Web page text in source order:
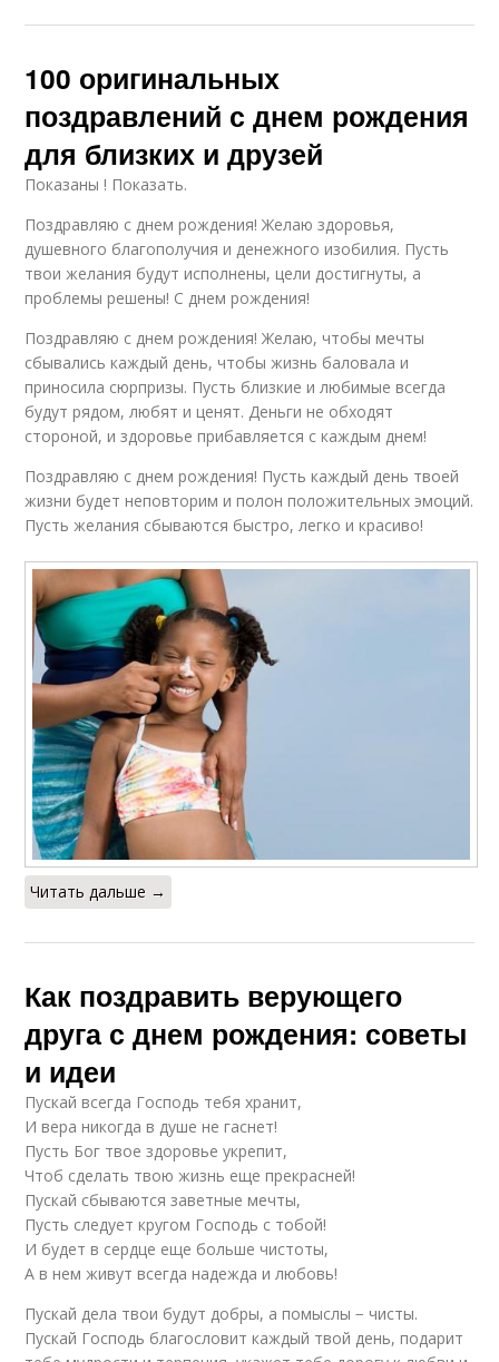
100 оригинальных
поздравлений с днем рождения
для близких и друзей
Показаны ! Показать.
Поздравляю с днем рождения! Желаю здоровья,
душевного благополучия и денежного изобилия. Пусть
твои желания будут исполнены, цели достигнуты, а
проблемы решены! С днем рождения!
Поздравляю с днем рождения! Желаю, чтобы мечты
сбывались каждый день, чтобы жизнь баловала и
приносила сюрпризы. Пусть близкие и любимые всегда
будут рядом, любят и ценят. Деньги не обходят
стороной, и здоровье прибавляется с каждым днем!
Поздравляю с днем рождения! Пусть каждый день твоей
жизни будет неповторим и полон положительных эмоций.
Пусть желания сбываются быстро, легко и красиво!
Читать дальше →
Как поздравить верующего
друга с днем рождения: советы
и идеи
Пускай всегда Господь тебя хранит,
И вера никогда в душе не гаснет!
Пусть Бог твое здоровье укрепит,
Чтоб сделать твою жизнь еще прекрасней!
Пускай сбываются заветные мечты,
Пусть следует кругом Господь с тобой!
И будет в сердце еще больше чистоты,
А в нем живут всегда надежда и любовь!
Пускай дела твои будут добры, а помыслы − чисты.
Пускай Господь благословит каждый твой день, подарит